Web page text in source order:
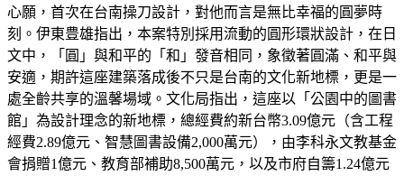
心願，首次在台南操刀設計，對他而言是無比幸福的圓夢時
刻。伊東豊雄指出，本案特別採用流動的圓形環狀設計，在日
文中，「圓」與和平的「和」發音相同，象徵著圓滿、和平與
安適，期許這座建築落成後不只是台南的文化新地標，更是一
處全齡共享的溫馨場域。文化局指出，這座以「公園中的圖書
館」為設計理念的新地標，總經費約新台幣3.09億元（含工程
經費2.89億元、智慧圖書設備2,000萬元），由李科永文教基金
會捐贈1億元、教育部補助8,500萬元，以及市府自籌1.24億元